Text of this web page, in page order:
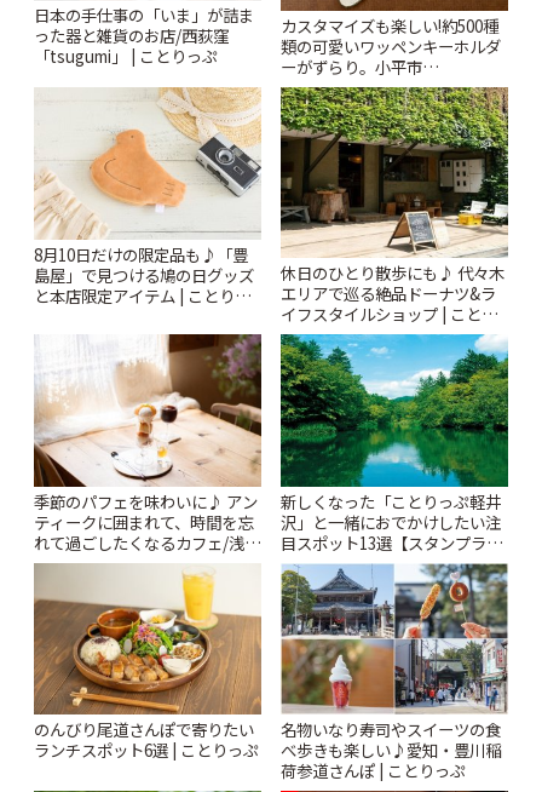
日本の手仕事の「いま」が詰ま
った器と雑貨のお店/西荻窪
「tsugumi」 | ことりっぷ
カスタマイズも楽しい!約500種
類の可愛いワッペンキーホルダ
ーがずらり。小平市
「Kimamaya T&K」 | ことりっ
ぷ
8月10日だけの限定品も♪「豊
島屋」で見つける鳩の日グッズ
と本店限定アイテム | ことりっ
休日のひとり散歩にも♪ 代々木
エリアで巡る絶品ドーナツ&ラ
イフスタイルショップ | ことり
っぷ
季節のパフェを味わいに♪ アン
ティークに囲まれて、時間を忘
れて過ごしたくなるカフェ/浅草
「annorum cafe」 | ことりっぷ
新しくなった「ことりっぷ軽井
沢」と一緒におでかけしたい注
目スポット13選【スタンプラリ
ー開催中】 | ことりっぷ
のんびり尾道さんぽで寄りたい
ランチスポット6選 | ことりっぷ
名物いなり寿司やスイーツの食
べ歩きも楽しい♪愛知・豊川稲
荷参道さんぽ | ことりっぷ